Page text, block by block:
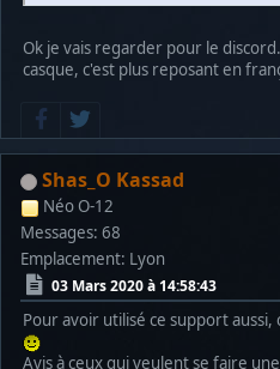
Ok je vais regarder pour le
casque, c'est plus reposant en
Shas_O Kassad
Néo O-12
Messages: 68
Emplacement: Lyon
03 Mars 2020 à 14:58:43
Pour avoir utilisé ce support
Avis à ceux qui veulent se faire